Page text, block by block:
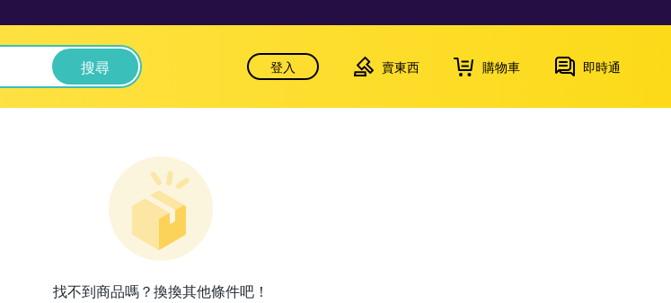
搜尋 登入 賣東西 購物車 即時通
找不到商品嗎？換換其他條件吧！